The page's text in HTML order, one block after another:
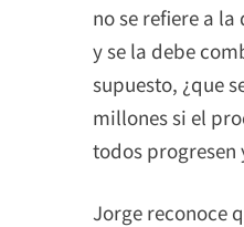
no se refiere a
y se la debe
supuesto, ¿que
millones si el
todos progresen
Jorge reconoce